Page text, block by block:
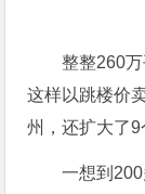
整整260
这样以跳楼价
州，还扩大了9
一想到